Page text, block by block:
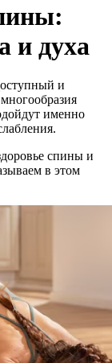
и духа
и
именно
спины и
в этом